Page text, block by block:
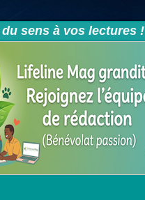
sens à vos lectures !